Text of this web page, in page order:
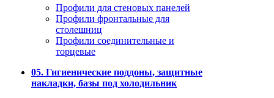
Профили для стеновых панелей
Профили фронтальные для
столешниц
Профили соединительные и
торцевые
05. Гигиенические поддоны, защитные
накладки, базы под холодильник